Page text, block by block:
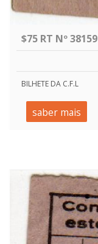
$75 RT Nº 38159
BILHETE DA C.F.L
saber mais